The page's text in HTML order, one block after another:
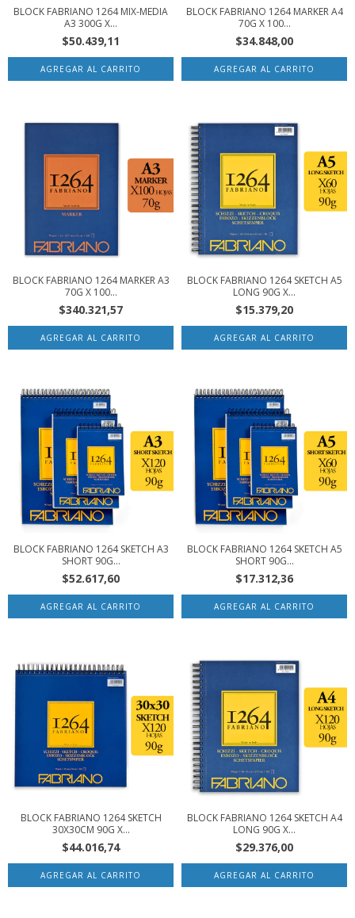
BLOCK FABRIANO 1264 MIX-MEDIA
A3 300G X...
$50.439,11
BLOCK FABRIANO 1264 MARKER A4
70G X 100...
$34.848,00
BLOCK FABRIANO 1264 MARKER A3
70G X 100...
$340.321,57
BLOCK FABRIANO 1264 SKETCH A5
LONG 90G X...
$15.379,20
BLOCK FABRIANO 1264 SKETCH A3
SHORT 90G...
$52.617,60
BLOCK FABRIANO 1264 SKETCH A5
SHORT 90G...
$17.312,36
BLOCK FABRIANO 1264 SKETCH
30X30CM 90G X...
$44.016,74
BLOCK FABRIANO 1264 SKETCH A4
LONG 90G X...
$29.376,00